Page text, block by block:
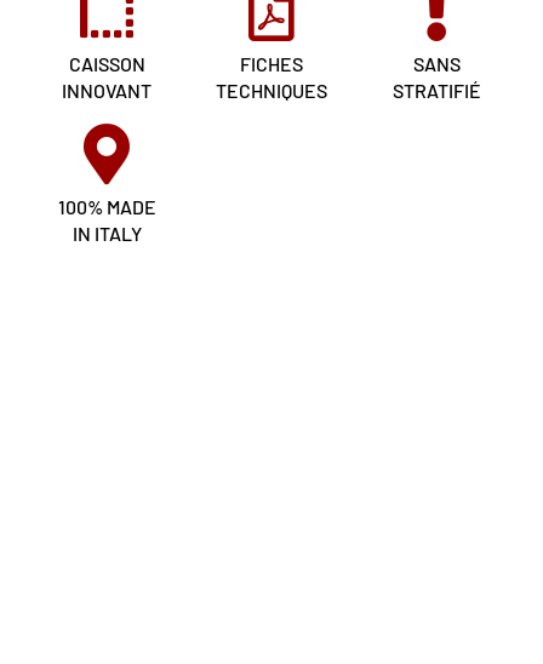
CAISSON
INNOVANT
FICHES
TECHNIQUES
SANS
STRATIFIÉ
100% MADE
IN ITALY